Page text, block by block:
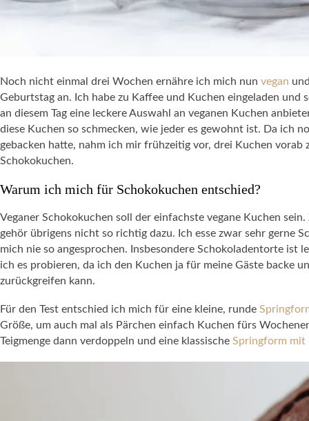
Noch nicht einmal drei Wochen ernähre ich mich nun vegan
Geburtstag an. Ich habe zu Kaffee und Kuchen eingeladen
an diesem Tag eine leckere Auswahl an veganen Kuchen
diese Kuchen so schmecken, wie jeder es gewohnt ist. Da ich
gebacken hatte, nahm ich mir frühzeitig vor, drei Kuchen vorab
Schokokuchen.
Warum ich mich für Schokokuchen entschied?
Veganer Schokokuchen soll der einfachste vegane Kuchen
gehör übrigens nicht so richtig dazu. Ich esse zwar sehr gerne
mich nie so angesprochen. Insbesondere Schokoladentorte ist
ich es probieren, da ich den Kuchen ja für meine Gäste backe
zurückgreifen kann.
Für den Test entschied ich mich für eine kleine, runde
Größe, um auch mal als Pärchen einfach Kuchen fürs
Teigmenge dann verdoppeln und eine klassische Springform mit